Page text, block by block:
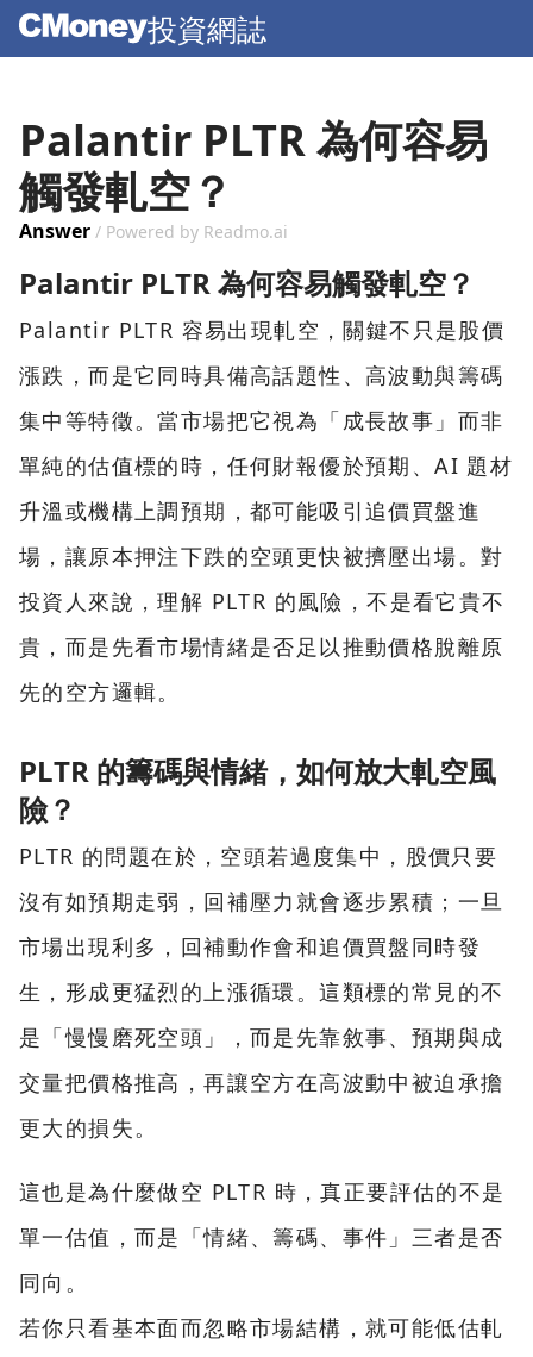
投資網誌
Palantir PLTR 為何容易
觸發軋空？
Answer / Powered by Readmo.ai
Palantir PLTR 為何容易觸發軋空？
Palantir PLTR 容易出現軋空，關鍵不只是股價
漲跌，而是它同時具備高話題性、高波動與籌碼
集中等特徵。當市場把它視為「成長故事」而非
單純的估值標的時，任何財報優於預期、AI 題材
升溫或機構上調預期，都可能吸引追價買盤進
場，讓原本押注下跌的空頭更快被擠壓出場。對
投資人來說，理解 PLTR 的風險，不是看它貴不
貴，而是先看市場情緒是否足以推動價格脫離原
先的空方邏輯。
PLTR 的籌碼與情緒，如何放大軋空風
險？
PLTR 的問題在於，空頭若過度集中，股價只要
沒有如預期走弱，回補壓力就會逐步累積；一旦
市場出現利多，回補動作會和追價買盤同時發
生，形成更猛烈的上漲循環。這類標的常見的不
是「慢慢磨死空頭」，而是先靠敘事、預期與成
交量把價格推高，再讓空方在高波動中被迫承擔
更大的損失。
這也是為什麼做空 PLTR 時，真正要評估的不是
單一估值，而是「情緒、籌碼、事件」三者是否
同向。
若你只看基本面而忽略市場結構，就可能低估軋